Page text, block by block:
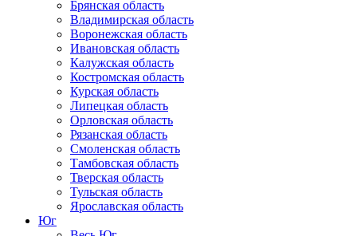
Брянская область
Владимирская область
Воронежская область
Ивановская область
Калужская область
Костромская область
Курская область
Липецкая область
Орловская область
Рязанская область
Смоленская область
Тамбовская область
Тверская область
Тульская область
Ярославская область
Юг